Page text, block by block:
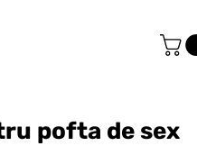
pofta de sex